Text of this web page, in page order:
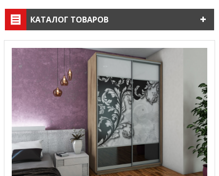
КАТАЛОГ ТОВАРОВ